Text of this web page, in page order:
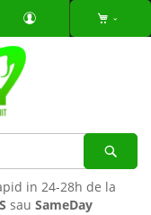
in 24-28h de la
sau SameDay